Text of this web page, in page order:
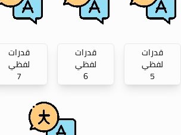
قدرات
لفظي
5
قدرات
لفظي
6
قدرات
لفظي
7